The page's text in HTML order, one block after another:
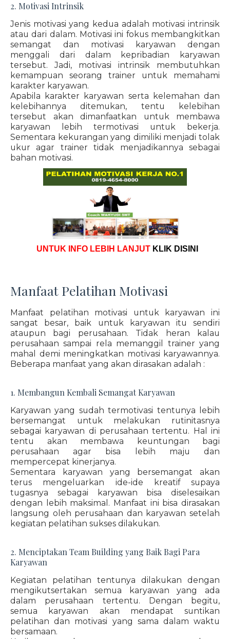
2. Motivasi Intrinsik
Jenis motivasi yang kedua adalah motivasi intrinsik
atau dari dalam. Motivasi ini fokus membangkitkan
semangat dan motivasi karyawan dengan
menggali dari dalam kepribadian karyawan
tersebut. Jadi, motivasi intrinsik membutuhkan
kemampuan seorang trainer untuk memahami
karakter karyawan.
Apabila karakter karyawan serta kelemahan dan
kelebihannya ditemukan, tentu kelebihan
tersebut akan dimanfaatkan untuk membawa
karyawan lebih termotivasi untuk bekerja.
Sementara kekurangan yang dimiliki menjadi tolak
ukur agar trainer tidak menjadikannya sebagai
bahan motivasi.
UNTUK INFO LEBIH LANJUT KLIK DISINI
Manfaat Pelatihan Motivasi
Manfaat pelatihan motivasi untuk karyawan ini
sangat besar, baik untuk karyawan itu sendiri
ataupun bagi perusahaan. Tidak heran kalau
perusahaan sampai rela memanggil trainer yang
mahal demi meningkatkan motivasi karyawannya.
Beberapa manfaat yang akan dirasakan adalah :
1. Membangun Kembali Semangat Karyawan
Karyawan yang sudah termotivasi tentunya lebih
bersemangat untuk melakukan rutinitasnya
sebagai karyawan di perusahaan tertentu. Hal ini
tentu akan membawa keuntungan bagi
perusahaan agar bisa lebih maju dan
mempercepat kinerjanya.
Sementara karyawan yang bersemangat akan
terus mengeluarkan ide-ide kreatif supaya
tugasnya sebagai karyawan bisa diselesaikan
dengan lebih maksimal. Manfaat ini bisa dirasakan
langsung oleh perusahaan dan karyawan setelah
kegiatan pelatihan sukses dilakukan.
2. Menciptakan Team Building yang Baik Bagi Para
Karyawan
Kegiatan pelatihan tentunya dilakukan dengan
mengikutsertakan semua karyawan yang ada
dalam perusahaan tertentu. Dengan begitu,
semua karyawan akan mendapat suntikan
pelatihan dan motivasi yang sama dalam waktu
bersamaan.